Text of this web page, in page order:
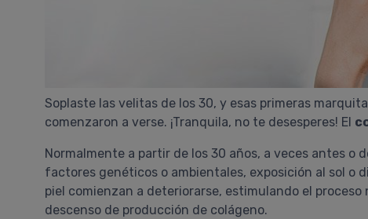
Soplaste las velitas de los 30, y esas primeras
comenzaron a verse. ¡Tranquila, no te desesperes! El
Normalmente a partir de los 30 años, a veces antes o
factores genéticos o ambientales, exposición al sol o
piel comienzan a deteriorarse, estimulando el
descenso de producción de colágeno.